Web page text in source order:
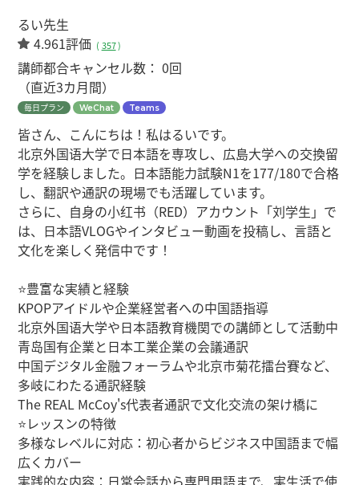
るい先生
4.961評価 ( 357)
講師都合キャンセル数：0回
（直近3カ月間）
毎日プラン WeChat Teams
皆さん、こんにちは！私はるいです。
北京外国语大学で日本語を専攻し、広島大学への交換留
学を経験しました。日本語能力試験N1を177/180で合格
し、翻訳や通訳の現場でも活躍しています。
さらに、自身の小红书（RED）アカウント「刘学生」で
は、日本語VLOGやインタビュー動画を投稿し、言語と
文化を楽しく発信中です！
⭐豊富な実績と経験
KPOPアイドルや企業経営者への中国語指導
北京外国语大学や日本語教育機関での講師として活動中
青岛国有企業と日本工業企業の会議通訳
中国デジタル金融フォーラムや北京市菊花擂台賽など、
多岐にわたる通訳経験
The REAL McCoy's代表者通訳で文化交流の架け橋に
⭐レッスンの特徴
多様なレベルに対応：初心者からビジネス中国語まで幅
広くカバー
実践的な内容：日常会話から専門用語まで、実生活で使